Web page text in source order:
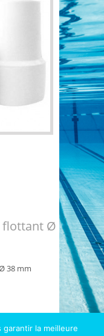
flottant Ø
38 mm
la meilleure